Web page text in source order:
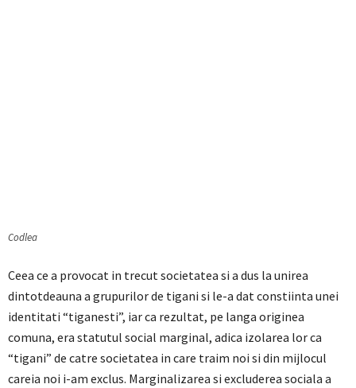
Codlea
Ceea ce a provocat in trecut societatea si a dus la unirea
dintotdeauna a grupurilor de tigani si le-a dat constiinta unei
identitati “tiganesti”, iar ca rezultat, pe langa originea
comuna, era statutul social marginal, adica izolarea lor ca
“tigani” de catre societatea in care traim noi si din mijlocul
careia noi i-am exclus. Marginalizarea si excluderea sociala a